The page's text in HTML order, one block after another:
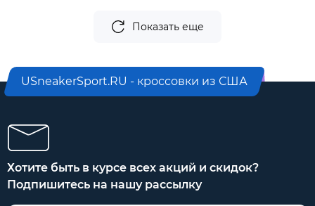
Показать еще
USneakerSport.RU - кроссовки из США
Хотите быть в курсе всех акций и скидок?
Подпишитесь на нашу рассылку